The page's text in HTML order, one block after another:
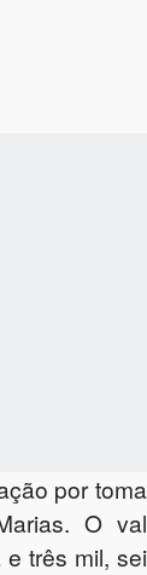
por
O
três mil,